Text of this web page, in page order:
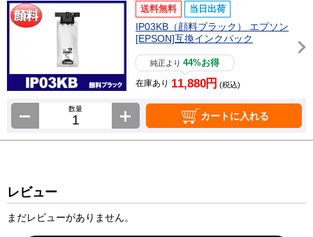
送料無料 当日出荷
IP03KB（顔料ブラック） エプソン
[EPSON]互換インクパック
純正より44%お得
在庫あり 11,880円 (税込)
数量
カートに入れる
レビュー
まだレビューがありません。